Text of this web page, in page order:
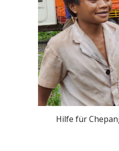
Hilfe für